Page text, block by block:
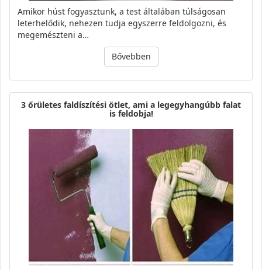
Amikor húst fogyasztunk, a test általában túlságosan
leterhelődik, nehezen tudja egyszerre feldolgozni, és
megemészteni a…
Bővebben
3 őrületes faldíszítési ötlet, ami a legegyhangúbb falat
is feldobja!